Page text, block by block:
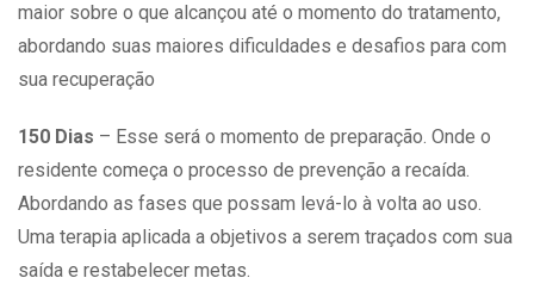
maior sobre o que alcançou até o momento do tratamento,
abordando suas maiores dificuldades e desafios para com
sua recuperação
150 Dias – Esse será o momento de preparação. Onde o
residente começa o processo de prevenção a recaída.
Abordando as fases que possam levá-lo à volta ao uso.
Uma terapia aplicada a objetivos a serem traçados com sua
saída e restabelecer metas.